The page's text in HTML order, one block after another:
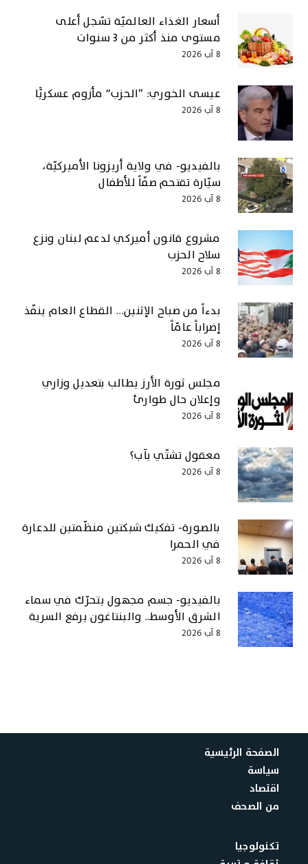
أسعار الغذاء العالميّة تسّجل أعلى
مستوى منذ أكثر من 3 سنوات
8 آب 2026
عيسى الخوري: “الحزب” مأزوم عسكريًّا
8 آب 2026
بالفيديو- في ولاية أريزونا الأميركيّة،
سيّارة تقتحم صفّاً للأطفال
8 آب 2026
مشروع قانون أميركي لدعم لبنان ونزع
سلاح الحزب
8 آب 2026
بدءاً من صباح الإثنين… القطاع العام ينفّذ
إضراباً عامّاً
8 آب 2026
مجلس ثورة الأرز يطالب بتعديل وزاري
وإعلان حال طوارئ
8 آب 2026
معقول تشتّي بآب؟
8 آب 2026
بالصورة- تفكيك شبكتين منظّمتين للدعارة
في الحمرا
8 آب 2026
بالفيديو- جسم مجهول يتحرّك في سماء
الشرق الأوسط.. والبنتاغون يرفع السرية
8 آب 2026
الصفحة الرئيسية
سياسة
اقتصاد
من الصحف
تكنولوجيا